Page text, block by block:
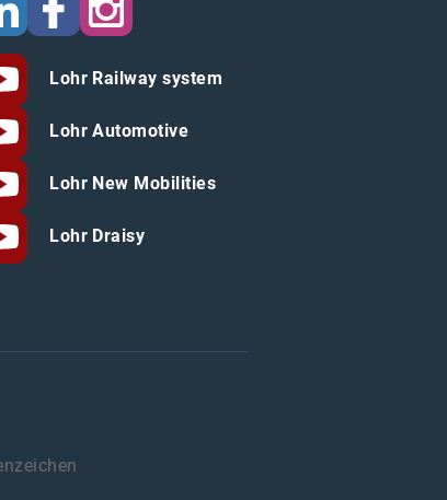
Lohr Railway system
Lohr Automotive
Lohr New Mobilities
Lohr Draisy